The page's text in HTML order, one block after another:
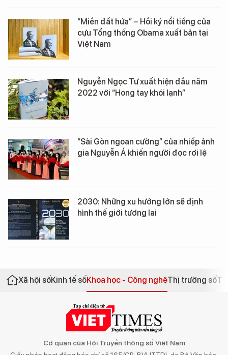
“Miền đất hứa” – Hồi ký nổi tiếng của
cựu Tổng thống Obama xuất bản tại
Việt Nam
Nguyễn Ngọc Tư xuất hiện đầu năm
2022 với “Hong tay khói lạnh”
“Sài Gòn ngoan cường” của nhiếp ảnh
gia Nguyễn Á khiến người đọc rơi lệ
2030: Những xu hướng lớn sẽ định
hình thế giới tương lai
Xã hội sốKinh tế sốKhoa học - Công nghệThị trường số
Cơ quan của Hội Truyền thông số Việt Nam